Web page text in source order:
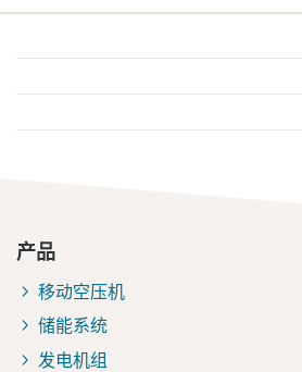
产品
移动空压机
储能系统
发电机组